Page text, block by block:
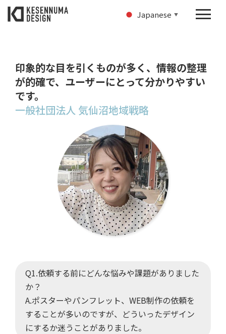
印象的な目を引くものが多く、情報の整理
が的確で、ユーザーにとって分かりやすい
です。
一般社団法人 気仙沼地域戦略
Q1.依頼する前にどんな悩みや課題がありました
か？
A.ポスターやパンフレット、WEB制作の依頼を
することが多いのですが、どういったデザイン
にするか迷うことがありました。
Japanese ▼